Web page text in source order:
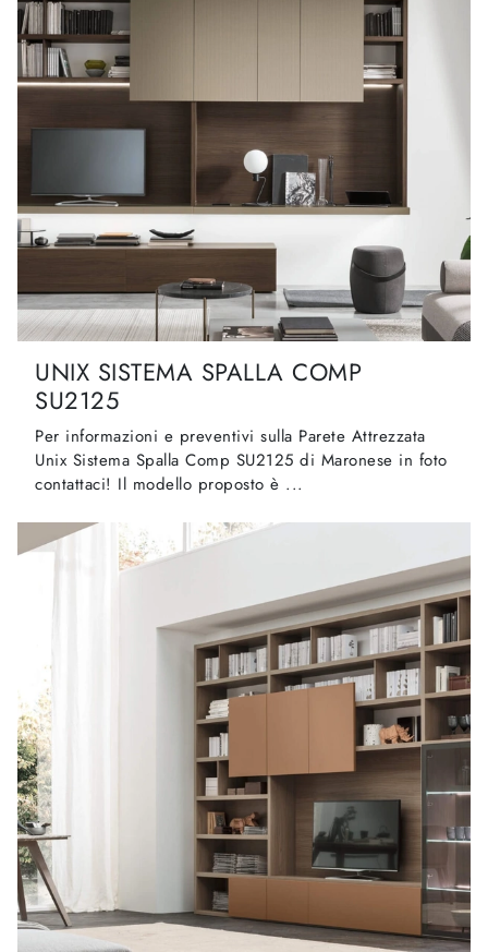
UNIX SISTEMA SPALLA COMP
SU2125
Per informazioni e preventivi sulla Parete Attrezzata
Unix Sistema Spalla Comp SU2125 di Maronese in foto
contattaci! Il modello proposto è ...